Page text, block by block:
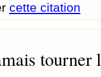
cette citation
tourner